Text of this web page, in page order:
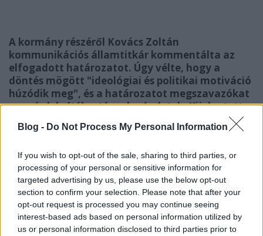
Blog - Do Not Process My Personal Information
If you wish to opt-out of the sale, sharing to third parties, or
processing of your personal or sensitive information for
targeted advertising by us, please use the below opt-out
section to confirm your selection. Please note that after your
opt-out request is processed you may continue seeing
interest-based ads based on personal information utilized by
us or personal information disclosed to third parties prior to
A kormány részéről Kovács Zoltán
kommunikációs államtitkár kommentálta az
elfogadott határozatot. Úgy vélte, hogy a
döntés mögött "ideológiai és politikai motiváció
húzódik meg", és a határozatot megszavazókat
nem érdekelték a tények, részletek.Kijelentette:
a kormány sajnálattal vette tudomásul az EP
döntését, de annak szerencsére semmilyen jogi
*egyrészt emlékeztet arra, hogy a tavaly elfogadott
alkotmány „egyes rendelkezéseit az Európai
Parlament már 2011. július 5-én bírálta, felhívva a
magyar kormányt, hogy rendezze a Velencei
Bizottság által kiemelt kérdéseket és aggályokat;